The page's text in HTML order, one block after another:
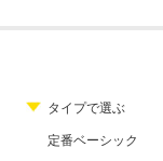
タイプで選ぶ
定番ベーシック